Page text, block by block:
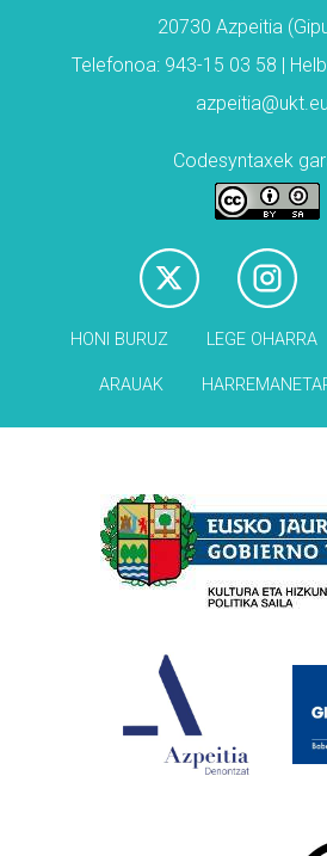
20730 Azpeitia
Telefonoa: 943-15 03 58 |
Codesyntaxek
HONI BURUZ LEGE OHARRA
ARAUAK